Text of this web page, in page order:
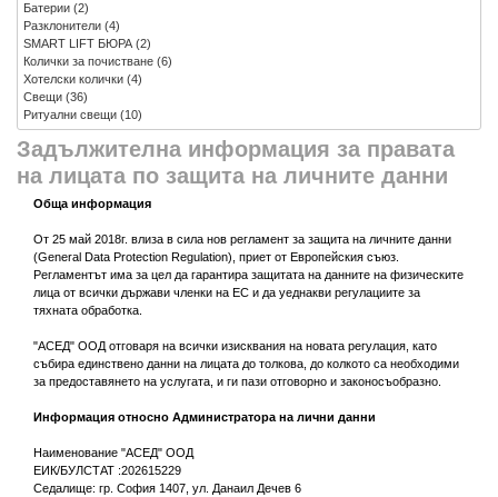
Задължителна информация за правата
на лицата по защита на личните данни
Обща информация
От 25 май 2018г. влиза в сила нов регламент за защита на личните данни
(General Data Protection Regulation), приет от Европейския съюз.
Регламентът има за цел да гарантира защитата на данните на физическите
лица от всички държави членки на ЕС и да уеднакви регулациите за
тяхната обработка.
"АСЕД" ООД отговаря на всички изисквания на новата регулация, като
събира единствено данни на лицата до толкова, до колкото са необходими
за предоставянето на услугата, и ги пази отговорно и законосъобразно.
Информация относно Администратора на лични данни
Наименование "АСЕД" ООД
ЕИК/БУЛСТАТ :202615229
Седалище: гр. София 1407, ул. Данаил Дечев 6
Батерии (2)
Разклонители (4)
SMART LIFT БЮРА(2)
Колички за почистване (6)
Хотелски колички (4)
Свещи (36)
Ритуални свещи (10)